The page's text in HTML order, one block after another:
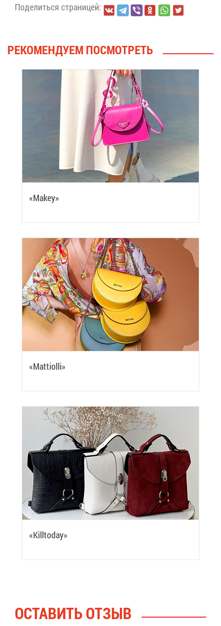
По­де­лить­ся стра­ни­цей:
РЕ­КО­МЕН­ДУ­ЕМ ПО­СМОТ­РЕТЬ
«Makey»
«Mattiolli»
«Killtoday»
ОСТА­ВИТЬ ОТ­ЗЫВ